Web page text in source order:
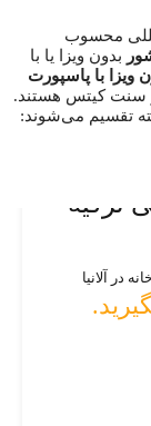
محسوب
بدون ویزا یا با
ویزا با پاسپورت
و سنت کیتس هستند.
تقسیم می‌شوند:
ترکیه
در آلانیا